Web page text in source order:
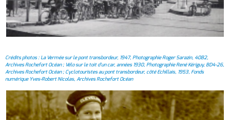
Crédits photos : La Vermée sur le pont transbordeur, 1947, Photographie Roger Sarazin, 40B2,
Archives Rochefort Océan ; Vélo sur le toit d'un car, années 1930, Photographie René Kériguy, BD4-26,
Archives Rochefort Océan ; Cyclotouristes au pont transbordeur, côté Echillais, 1953, Fonds
numérique Yves-Robert Nicolas, Archives Rochefort Océan